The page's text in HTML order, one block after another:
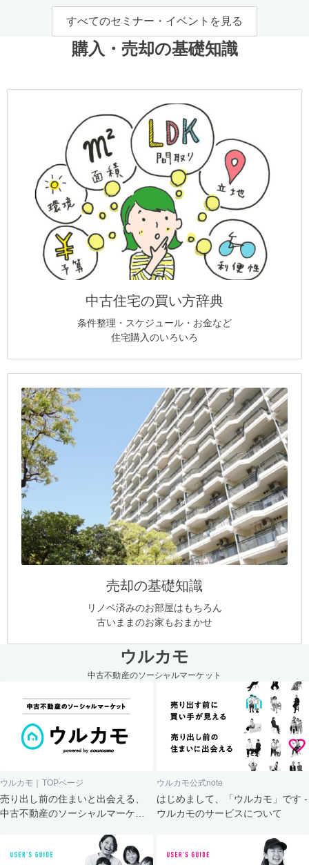
すべてのセミナー・イベントを見る
購入・売却の基礎知識
中古住宅の買い方辞典
条件整理・スケジュール・お金など
住宅購入のいろいろ
売却の基礎知識
リノベ済みのお部屋はもちろん
古いままのお家もおまかせ
ウルカモ
中古不動産のソーシャルマーケット
ウルカモ｜TOPページ
売り出し前の住まいと出会える、
中古不動産のソーシャルマーケッ
ウルカモ公式note
はじめまして、「ウルカモ」です -
ウルカモのサービスについて